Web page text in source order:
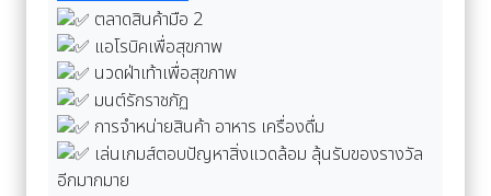
ตลาดสินค้ามือ 2
แอโรบิคเพื่อสุขภาพ
นวดฝ่าเท้าเพื่อสุขภาพ
มนต์รักราชภัฏ
การจำหน่ายสินค้า อาหาร เครื่องดื่ม
เล่นเกมส์ตอบปัญหาสิ่งแวดล้อม ลุ้นรับของรางวัล
อีกมากมาย